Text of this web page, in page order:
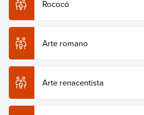
Copiar cita
Rococó
Arte romano
Arte renacentista